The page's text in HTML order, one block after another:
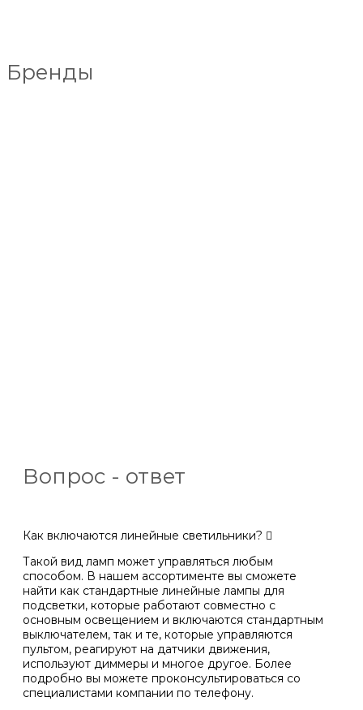
Бренды
Вопрос - ответ
Как включаются линейные светильники?
Такой вид ламп может управляться любым
способом. В нашем ассортименте вы сможете
найти как стандартные линейные лампы для
подсветки, которые работают совместно с
основным освещением и включаются стандартным
выключателем, так и те, которые управляются
пультом, реагируют на датчики движения,
используют диммеры и многое другое. Более
подробно вы можете проконсультироваться со
специалистами компании по телефону.